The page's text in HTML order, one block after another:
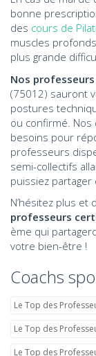
bonne
des cours de
muscles
plus grande
Nos
(75012) sauront
postures
ou confirmé. Nos
besoins pour
professeurs
semi-collectifs
puissiez partager
N’hésitez plus et
professeurs
ème qui
votre bien-être !
Coachs
Le Top des
Le Top des
Le Top des